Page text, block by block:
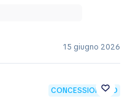
15 giugno 2026
CONCESSIONARIO